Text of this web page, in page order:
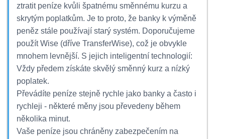
ztratit peníze kvůli špatnému směnnému kurzu a
skrytým poplatkům. Je to proto, že banky k výměně
peněz stále používají starý systém. Doporučujeme
použít Wise (dříve TransferWise), což je obvykle
mnohem levnější. S jejich inteligentní technologií:
Vždy předem získáte skvělý směnný kurz a nízký
poplatek.
Převádíte peníze stejně rychle jako banky a často i
rychleji - některé měny jsou převedeny během
několika minut.
Vaše peníze jsou chráněny zabezpečením na